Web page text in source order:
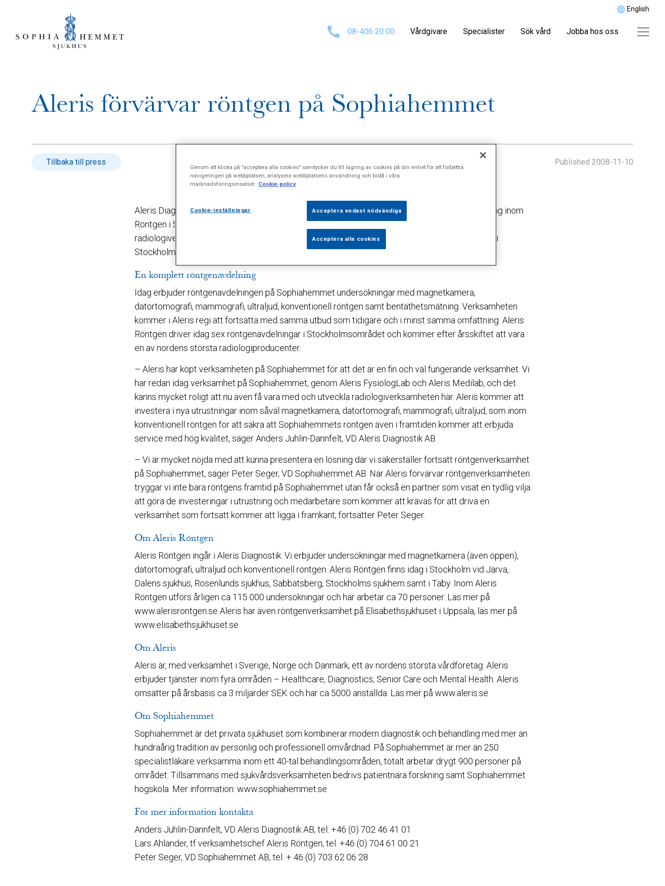
English
08-406 20 00 Vårdgivare Specialister Sök vård Jobba hos oss
Aleris förvärvar röntgen på Sophiahemmet
Tillbaka till press Published 2008-11-10
Aleris Diagnostik AB har förvärvat röntgenavdelningen på Sophiahemmet och stärker sin ställning inom
Röntgen i Stockholms innerstad. Aleris kommer från och med den 1 januari 2009 att driva
radiologiverksamheten på Sophiahemmet då det nya avtalet för landstingsfinansierad radiologi i
Stockholms läns landsting träder i kraft.
En komplett röntgenavdelning
Idag erbjuder röntgenavdelningen på Sophiahemmet undersökningar med magnetkamera,
datortomografi, mammografi, ultraljud, konventionell röntgen samt bentäthetsmätning. Verksamheten
kommer i Aleris regi att fortsätta med samma utbud som tidigare och i minst samma omfattning. Aleris
Röntgen driver idag sex röntgenavdelningar i Stockholmsområdet och kommer efter årsskiftet att vara
en av nordens största radiologiproducenter.
– Aleris har köpt verksamheten på Sophiahemmet för att det är en fin och väl fungerande verksamhet. Vi
har redan idag verksamhet på Sophiahemmet, genom Aleris FysiologLab och Aleris Medilab, och det
känns mycket roligt att nu även få vara med och utveckla radiologiverksamheten här. Aleris kommer att
investera i nya utrustningar inom såväl magnetkamera, datortomografi, mammografi, ultraljud, som inom
konventionell röntgen för att säkra att Sophiahemmets röntgen även i framtiden kommer att erbjuda
service med hög kvalitet, säger Anders Juhlin-Dannfelt, VD Aleris Diagnostik AB.
– Vi är mycket nöjda med att kunna presentera en lösning där vi säkerställer fortsatt röntgenverksamhet
på Sophiahemmet, säger Peter Seger, VD Sophiahemmet AB. När Aleris förvärvar röntgenverksamheten
tryggar vi inte bara röntgens framtid på Sophiahemmet utan får också en partner som visat en tydlig vilja
att göra de investeringar i utrustning och medarbetare som kommer att krävas för att driva en
verksamhet som fortsatt kommer att ligga i framkant, fortsätter Peter Seger.
Om Aleris Röntgen
Aleris Röntgen ingår i Aleris Diagnostik. Vi erbjuder undersökningar med magnetkamera (även öppen),
datortomografi, ultraljud och konventionell röntgen. Aleris Röntgen finns idag i Stockholm vid Järva,
Dalens sjukhus, Rosenlunds sjukhus, Sabbatsberg, Stockholms sjukhem samt i Täby. Inom Aleris
Röntgen utförs årligen ca 115 000 undersökningar och här arbetar ca 70 personer. Läs mer på
www.alerisrontgen.se Aleris har även röntgenverksamhet på Elisabethsjukhuset i Uppsala, läs mer på
www.elisabethsjukhuset.se
Om Aleris
Aleris är, med verksamhet i Sverige, Norge och Danmark, ett av nordens största vårdföretag. Aleris
erbjuder tjänster inom fyra områden – Healthcare, Diagnostics, Senior Care och Mental Health. Aleris
omsätter på årsbasis ca 3 miljarder SEK och har ca 5000 anställda. Läs mer på www.aleris.se
Om Sophiahemmet
Sophiahemmet är det privata sjukhuset som kombinerar modern diagnostik och behandling med mer än
hundraårig tradition av personlig och professionell omvårdnad. På Sophiahemmet är mer än 250
specialistläkare verksamma inom ett 40-tal behandlingsområden, totalt arbetar drygt 900 personer på
området. Tillsammans med sjukvårdsverksamheten bedrivs patientnära forskning samt Sophiahemmet
högskola. Mer information: www.sophiahemmet.se
För mer information kontakta
Anders Juhlin-Dannfelt, VD Aleris Diagnostik AB, tel. +46 (0) 702 46 41 01
Lars Ahlander, tf verksamhetschef Aleris Röntgen, tel. +46 (0) 704 61 00 21
Peter Seger, VD Sophiahemmet AB, tel. + 46 (0) 703 62 06 28
Genom att klicka på "acceptera alla cookies" samtycker du till lagring av cookies på din enhet för att förbättra
navigeringen på webbplatsen, analysera webbplatsens användning och bistå i våra
marknadsföringsinsatser. Cookie-policy
Cookie-inställningar Acceptera endast nödvändiga
Acceptera alla cookies